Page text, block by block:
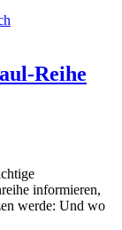
Reihe
informieren,
werde: Und wo